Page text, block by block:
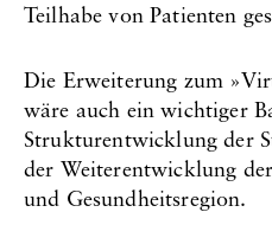
Teilhabe von Patienten
Die Erweiterung zum
wäre auch ein wichtiger
Strukturentwicklung der
der Weiterentwicklung
und Gesundheitsregion.